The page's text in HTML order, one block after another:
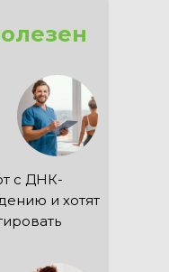
с ДНК-
и хотят